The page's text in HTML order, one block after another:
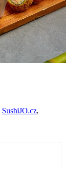
SushiJO.cz,